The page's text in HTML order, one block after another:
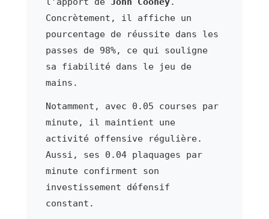
Concrètement, il affiche un
pourcentage de réussite dans les
passes de 98%, ce qui souligne
sa fiabilité dans le jeu de
mains.
Notamment, avec 0.05 courses par
minute, il maintient une
activité offensive régulière.
Aussi, ses 0.04 plaquages par
minute confirment son
investissement défensif
constant.